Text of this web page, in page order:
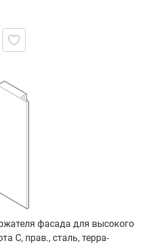
фасада для высокого
C, прав., сталь, терра-